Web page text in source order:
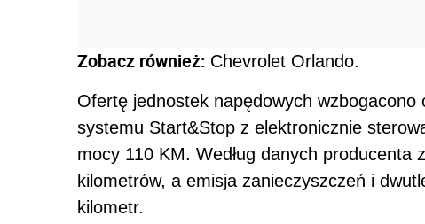
Zobacz również: Chevrolet Orlando.
Ofertę jednostek napędowych wzbogacono
systemu Start&Stop z elektronicznie
mocy 110 KM. Według danych producenta
kilometrów, a emisja zanieczyszczeń i
kilometr.